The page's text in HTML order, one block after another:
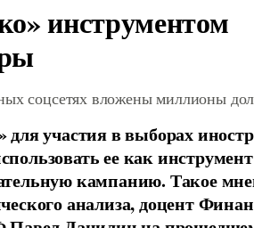
инструментом
соцсетях вложены миллионы
для участия в выборах
ее как инструмент
кампанию. Такое
анализа, доцент